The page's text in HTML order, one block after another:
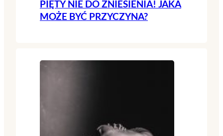
PIĘTY NIE DO ZNIESIENIA! JAKA
MOŻE BYĆ PRZYCZYNA?